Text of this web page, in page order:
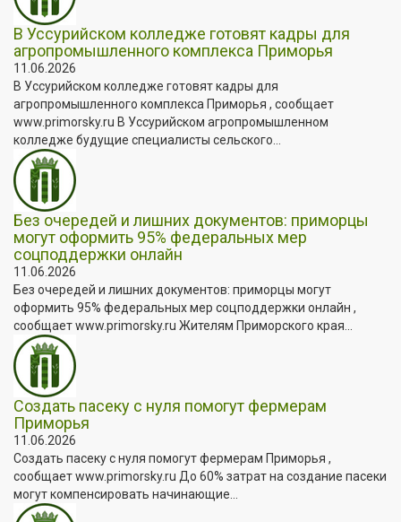
В Уссурийском колледже готовят кадры для
агропромышленного комплекса Приморья
11.06.2026
В Уссурийском колледже готовят кадры для
агропромышленного комплекса Приморья , сообщает
www.primorsky.ru В Уссурийском агропромышленном
колледже будущие специалисты сельского...
Без очередей и лишних документов: приморцы
могут оформить 95% федеральных мер
соцподдержки онлайн
11.06.2026
Без очередей и лишних документов: приморцы могут
оформить 95% федеральных мер соцподдержки онлайн ,
сообщает www.primorsky.ru Жителям Приморского края...
Создать пасеку с нуля помогут фермерам
Приморья
11.06.2026
Создать пасеку с нуля помогут фермерам Приморья ,
сообщает www.primorsky.ru До 60% затрат на создание пасеки
могут компенсировать начинающие...